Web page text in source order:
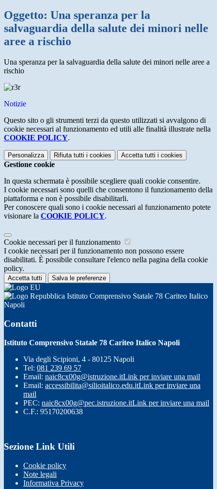
Oggetto: Una speranza per la
salvaguardia della salute dei minori nelle
aree a rischio
Una speranza per la salvaguardia della salute dei minori nelle aree a
rischio
Notizie
Questo sito o gli strumenti terzi da questo utilizzati si avvalgono di
cookie necessari al funzionamento ed utili alle finalità illustrate nella
COOKIE POLICY.
Personalizza Rifiuta tutti i cookies Accetta tutti i cookies
Gestione cookie
In questa schermata è possibile scegliere quali cookie consentire.
I cookie necessari sono quelli che consentono il funzionamento della
piattaforma e non è possibile disabilitarli.
Per conoscere quali sono i cookie necessari al funzionamento potete
visionare la COOKIE POLICY.
Cookie necessari per il funzionamento
I cookie necessari per il funzionamento non possono essere
disabilitati. È possibile consultare l'elenco nella pagina della cookie
policy.
Accetta tutti Salva le preferenze
Istituto Comprensivo Statale 78 Cariteo Italico
Napoli
Contatti
Istituto Comprensivo Statale 78 Cariteo Italico Napoli
Via degli Scipioni, 4 - 80125 Napoli
Tel: 081 239 69 57
Email: naic8cx00g@istruzione.itLink per inviare una mail
Email: accessibilita@silioitalico.edu.itLink per inviare una
mail
PEC: naic8cx00g@pec.istruzione.itLink per inviare una mail
C.F.: 95170200638
Sezione Link Utili
Cookie policy
Note legali
Informativa Privacy